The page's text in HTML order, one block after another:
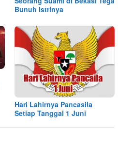
Bunuh Istrinya
Hari Lahirnya Pancasila
Setiap Tanggal 1 Juni